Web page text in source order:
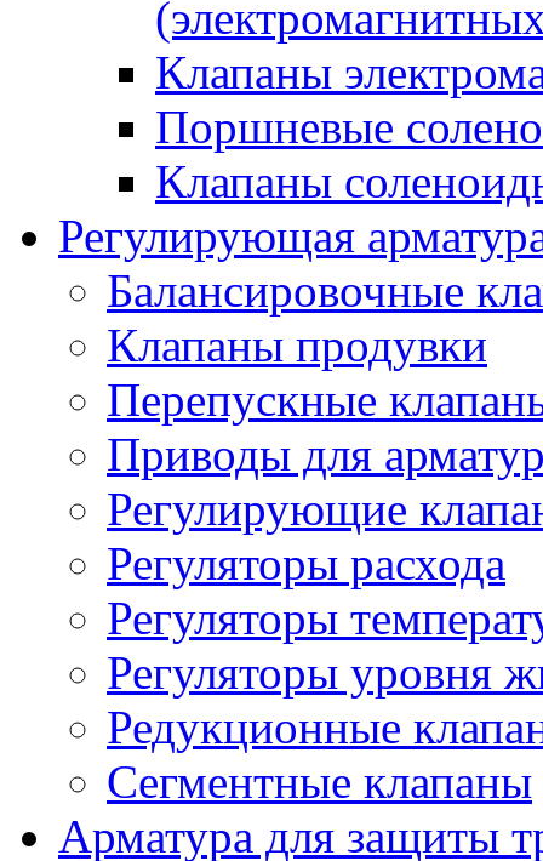
Клапаны
Поршневые
Клапаны
Регулирующая
Балансировочные
Клапаны продувки
Перепускные
Приводы для
Регулирующие
Регуляторы расхода
Регуляторы
Регуляторы уровня
Редукционные
Сегментные клапаны
Арматура для защиты